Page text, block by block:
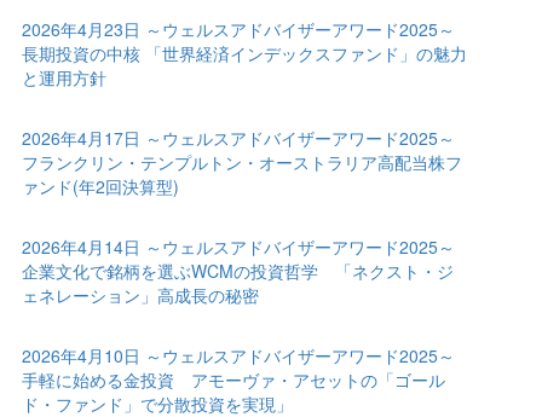
2026年4月23日 ～ウェルスアドバイザーアワード2025～
長期投資の中核 「世界経済インデックスファンド」の魅力
と運用方針
2026年4月17日 ～ウェルスアドバイザーアワード2025～
フランクリン・テンプルトン・オーストラリア高配当株フ
ァンド(年2回決算型)
2026年4月14日 ～ウェルスアドバイザーアワード2025～
企業文化で銘柄を選ぶWCMの投資哲学 「ネクスト・ジ
ェネレーション」高成長の秘密
2026年4月10日 ～ウェルスアドバイザーアワード2025～
手軽に始める金投資 アモーヴァ・アセットの「ゴール
ド・ファンド」で分散投資を実現」